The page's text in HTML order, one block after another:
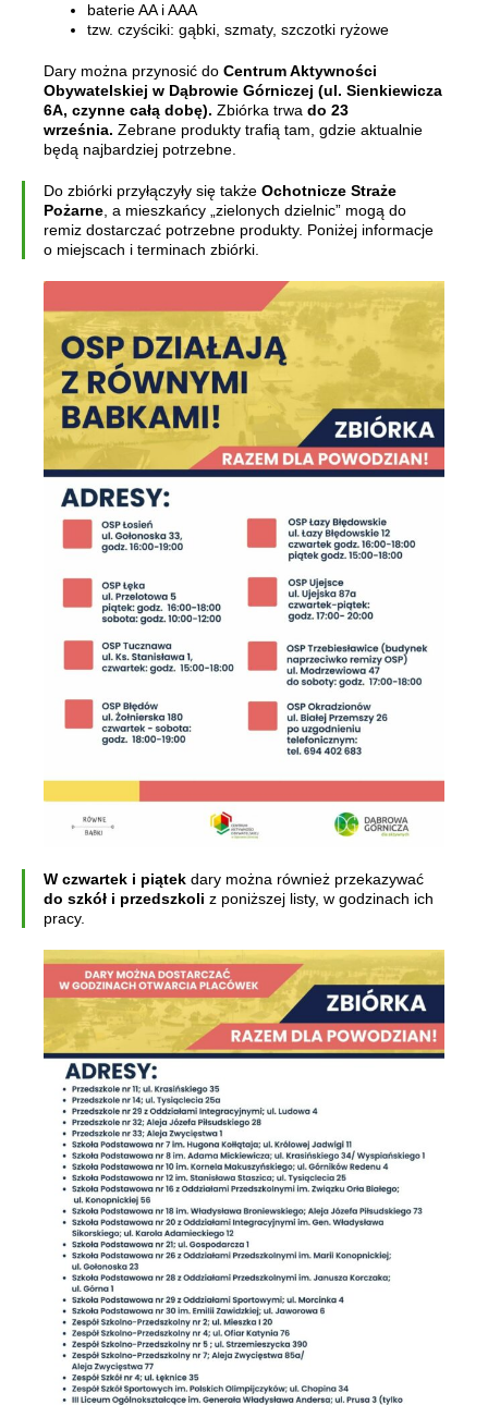
baterie AA i AAA
tzw. czyściki: gąbki, szmaty, szczotki ryżowe
Dary można przynosić do Centrum Aktywności
Obywatelskiej w Dąbrowie Górniczej (ul. Sienkiewicza
6A, czynne całą dobę). Zbiórka trwa do 23
września. Zebrane produkty trafią tam, gdzie aktualnie
będą najbardziej potrzebne.
Do zbiórki przyłączyły się także Ochotnicze Straże
Pożarne , a mieszkańcy „zielonych dzielnic” mogą do
remiz dostarczać potrzebne produkty. Poniżej informacje
o miejscach i terminach zbiórki.
W czwartek i piątek dary można również przekazywać
do szkół i przedszkoli z poniższej listy, w godzinach ich
pracy.